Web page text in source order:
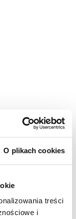
O plikach cookies
treści
i